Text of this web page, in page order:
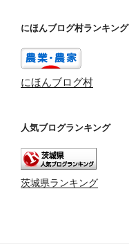
にほんブログ村ランキング
にほんブログ村
人気ブログランキング
茨城県ランキング